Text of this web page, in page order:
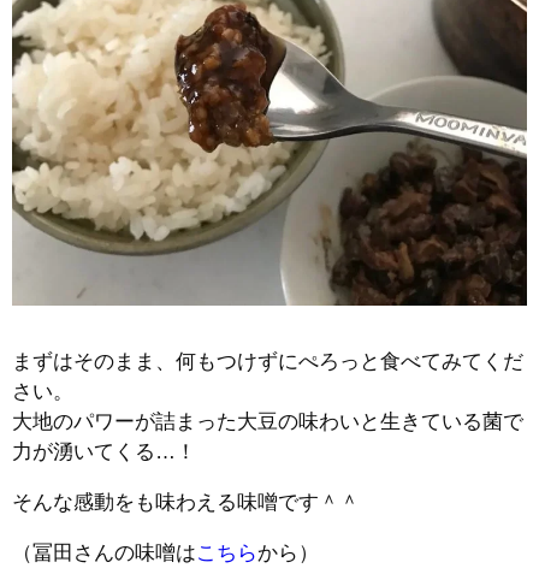
まずはそのまま、何もつけずにぺろっと食べてみてくだ
さい。
大地のパワーが詰まった大豆の味わいと生きている菌で
力が湧いてくる…！
そんな感動をも味わえる味噌です＾＾
（冨田さんの味噌はこちらから）